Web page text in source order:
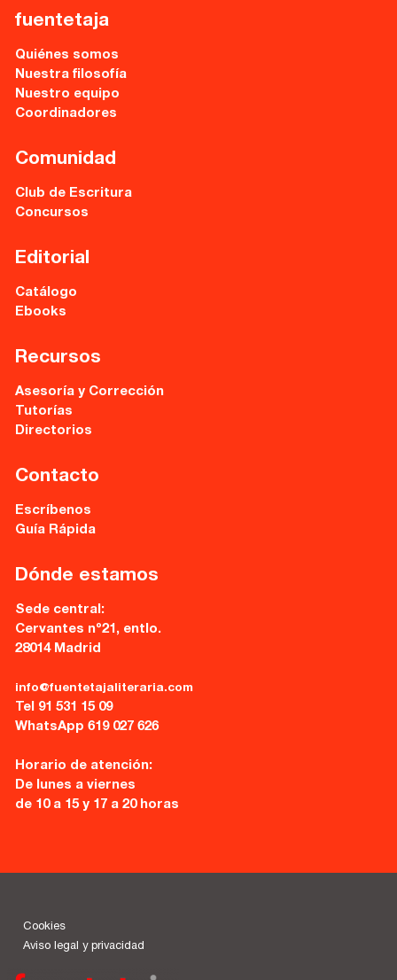
fuentetaja
Quiénes somos
Nuestra filosofía
Nuestro equipo
Coordinadores
Comunidad
Club de Escritura
Concursos
Editorial
Catálogo
Ebooks
Recursos
Asesoría y Corrección
Tutorías
Directorios
Contacto
Escríbenos
Guía Rápida
Dónde estamos
Sede central:
Cervantes nº21, entlo.
28014 Madrid
info@fuentetajaliteraria.com
Tel 91 531 15 09
WhatsApp 619 027 626
Horario de atención:
De lunes a viernes
de 10 a 15 y 17 a 20 horas
Cookies
Aviso legal y privacidad